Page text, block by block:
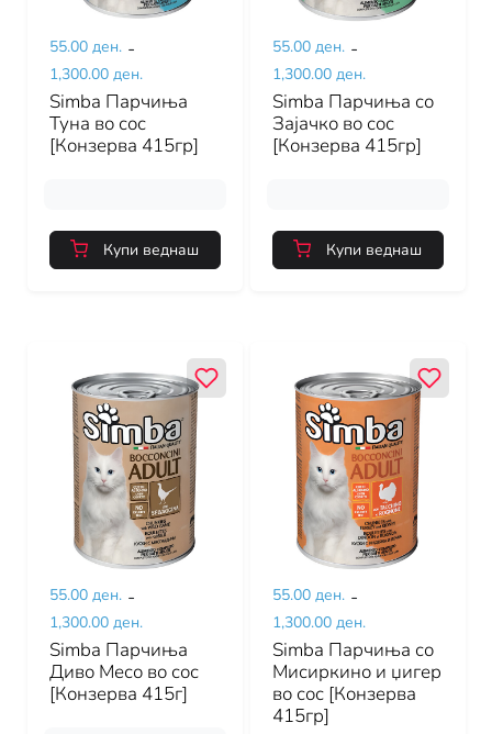
55.00 ден. -
1,300.00 ден.
Simba Парчиња
Туна во сос
[Конзерва 415гр]
Купи веднаш
55.00 ден. -
1,300.00 ден.
Simba Парчиња со
Зајачко во сос
[Конзерва 415гр]
Купи веднаш
55.00 ден. -
1,300.00 ден.
Simba Парчиња
Диво Месо во сос
[Конзерва 415г]
55.00 ден. -
1,300.00 ден.
Simba Парчиња со
Мисиркино и џигер
во сос [Конзерва
415гр]